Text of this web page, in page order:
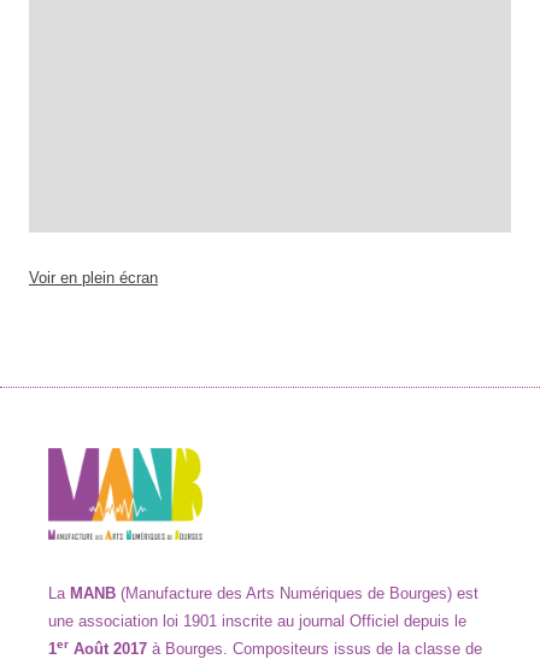
Voir en plein écran
La MANB (Manufacture des Arts Numériques de Bourges) est
une association loi 1901 inscrite au journal Officiel depuis le
1er Août 2017 à Bourges. Compositeurs issus de la classe de